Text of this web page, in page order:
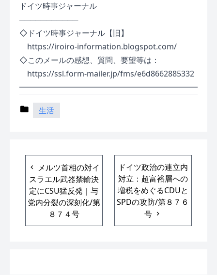
ドイツ時事ジャーナル
───────────
◇ドイツ時事ジャーナル【旧】
https://iroiro-information.blogspot.com/
◇このメールの感想、質問、要望等は：
https://ssl.form-mailer.jp/fms/e6d8662885332
━━━━━━━━━━━━━━━━━━━━━━━
生活
メルツ首相の対イ
スラエル武器禁輸決
定にCSU猛反発｜与
党内分裂の深刻化/第
８７４号
ドイツ政治の連立内
対立：超富裕層への
増税をめぐるCDUと
SPDの攻防/第８７６
号